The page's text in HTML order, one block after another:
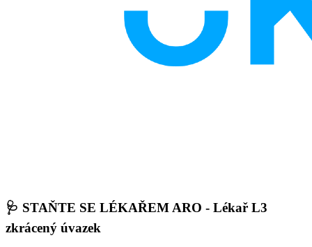
🩺 STAŇTE SE LÉKAŘEM ARO - Lékař L3
zkrácený úvazek